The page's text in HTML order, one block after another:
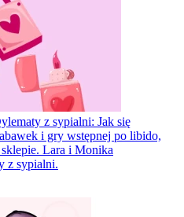
z sypialni: Jak się
i gry wstępnej po libido,
Lara i Monika
z sypialni.